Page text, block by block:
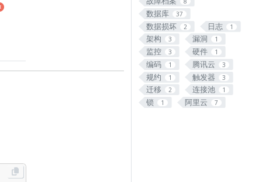
数据库 37
数据损坏 2 日志 1
架构 3 漏洞 1
监控 3 硬件 1
编码 1 腾讯云 3
规约 1 触发器 3
迁移 2 连接池 1
锁 1 阿里云 7